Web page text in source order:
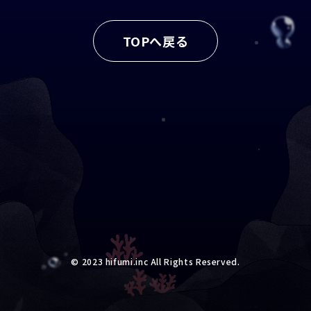
TOPへ戻る
©︎ 2023 hifumi.inc All Rights Reserved.